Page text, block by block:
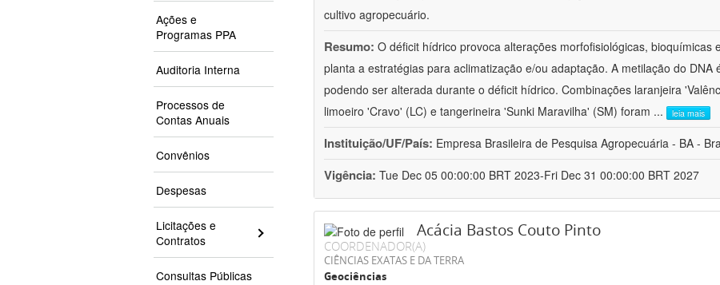
Ações e
Programas PPA
Auditoria Interna
Processos de
Contas Anuais
Convênios
Despesas
Licitações e
Contratos
Consultas Públicas
cultivo agropecuário.
Resumo: O déficit hídrico provoca alterações morfofisiológicas, bioquímicas
planta a estratégias para aclimatização e/ou adaptação. A metilação do DNA
podendo ser alterada durante o déficit hídrico. Combinações laranjeira
limoeiro 'Cravo' (LC) e tangerineira 'Sunki Maravilha' (SM) foram ... leia mais
Instituição/UF/País: Empresa Brasileira de Pesquisa Agropecuária - BA -
Vigência: Tue Dec 05 00:00:00 BRT 2023-Fri Dec 31 00:00:00 BRT 2027
Acácia Bastos Couto Pinto
COORDENADOR(A)
CIÊNCIAS EXATAS E DA TERRA
Geociências